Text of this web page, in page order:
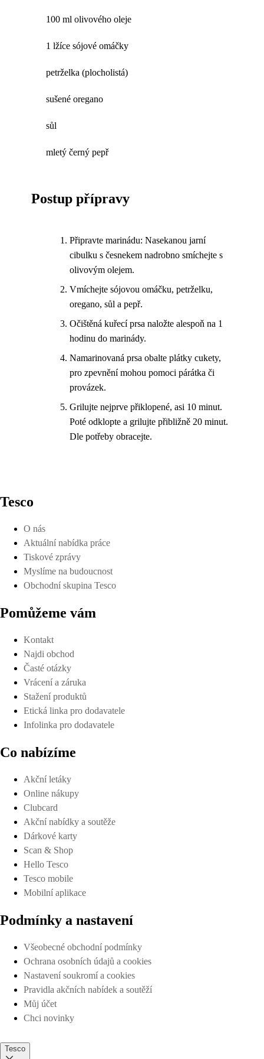
100 ml olivového oleje
1 lžíce sójové omáčky
petrželka (plocholistá)
sušené oregano
sůl
mletý černý pepř
Postup přípravy
Připravte marinádu: Nasekanou jarní
cibulku s česnekem nadrobno smíchejte s
olivovým olejem.
Vmíchejte sójovou omáčku, petrželku,
oregano, sůl a pepř.
Očištěná kuřecí prsa naložte alespoň na 1
hodinu do marinády.
Namarinovaná prsa obalte plátky cukety,
pro zpevnění mohou pomoci párátka či
provázek.
Grilujte nejprve přiklopené, asi 10 minut.
Poté odklopte a grilujte přibližně 20 minut.
Dle potřeby obracejte.
Tesco
O nás
Aktuální nabídka práce
Tiskové zprávy
Myslíme na budoucnost
Obchodní skupina Tesco
Pomůžeme vám
Kontakt
Najdi obchod
Časté otázky
Vrácení a záruka
Stažení produktů
Etická linka pro dodavatele
Infolinka pro dodavatele
Co nabízíme
Akční letáky
Online nákupy
Clubcard
Akční nabídky a soutěže
Dárkové karty
Scan & Shop
Hello Tesco
Tesco mobile
Mobilní aplikace
Podmínky a nastavení
Všeobecné obchodní podmínky
Ochrana osobních údajů a cookies
Nastavení soukromí a cookies
Pravidla akčních nabídek a soutěží
Můj účet
Chci novinky
Tesco